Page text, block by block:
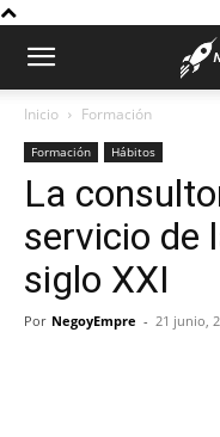
Inicio Formación
Formación Hábitos
La
servicio de
siglo XXI
Por NegoyEmpre - 21 junio,